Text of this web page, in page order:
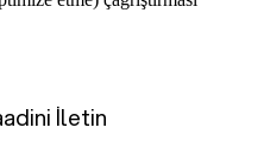
İletin